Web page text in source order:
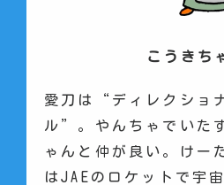
こうきち
愛刀は“ディレクショ
ル”。やんちゃでいた
ゃんと仲が良い。けー
はJAEのロケットで宇